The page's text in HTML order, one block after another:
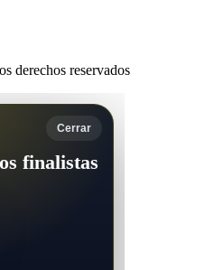
derechos reservados
Cerrar
finalistas